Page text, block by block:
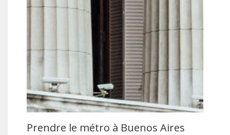
Prendre le métro à Buenos Aires